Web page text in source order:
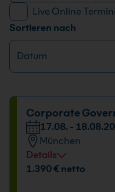
Live Online
Sortieren nach
Corporate
17.08. -
München
Details
Veranstaltungsort
1.390 € netto